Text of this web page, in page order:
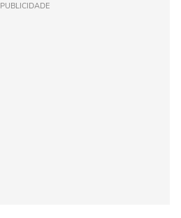
PUBLICIDADE